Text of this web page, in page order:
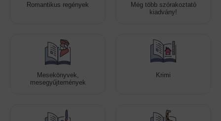
Romantikus regények
Még több szórakoztató
kiadvány!
Mesekönyvek,
mesegyűjtemények
Krimi